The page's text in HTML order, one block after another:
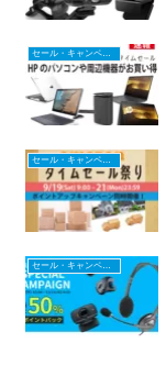
セール・キャンペーン
セール・キャンペーン